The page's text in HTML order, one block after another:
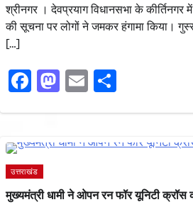
श्रीनगर । देवप्रयाग विधानसभा के कीर्तिनगर
की सूचना पर लोगों ने जमकर हंगामा किया।
[…]
Facebook
Mastodon
Email
उत्तराखंड
मुख्यमंत्री धामी ने ओपन रन फॉर यूनिटी क्रॉस